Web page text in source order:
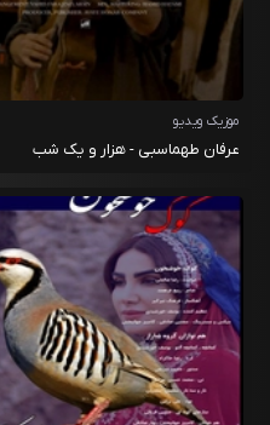
موزیک ویدیو
عرفان طهماسبی - هزار و یک شب